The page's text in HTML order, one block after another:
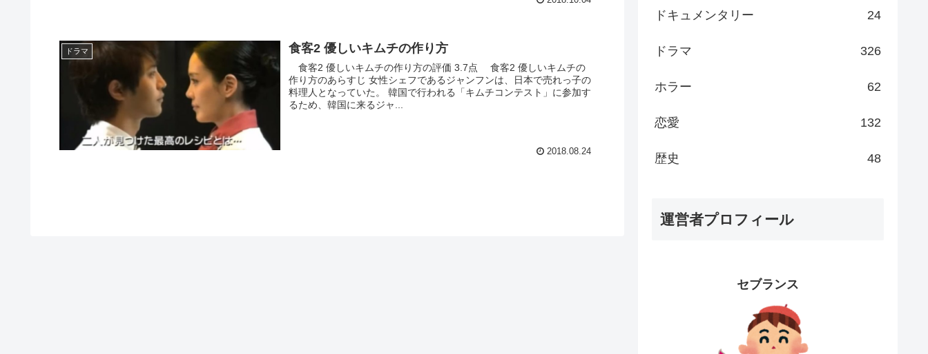
ドラマ 食客2 優しいキムチの作り方
食客2 優しいキムチの作り方の評価 3.7点 食客2 優しいキムチの
作り方のあらすじ 女性シェフであるジャンフンは、日本で売れっ子の
料理人となっていた。 韓国で行われる「キムチコンテスト」に参加す
るため、韓国に来るジャ...
2018.08.24
ドキュメンタリー 24
ドラマ 326
ホラー 62
恋愛 132
歴史 48
運営者プロフィール
セブランス